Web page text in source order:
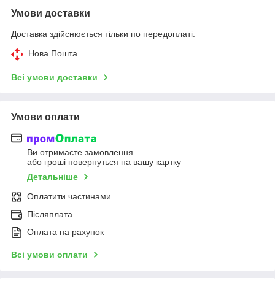
Умови доставки
Доставка здійснюється тільки по передоплаті.
Нова Пошта
Всі умови доставки
Умови оплати
Ви отримаєте замовлення
або гроші повернуться на вашу картку
Детальніше
Оплатити частинами
Післяплата
Оплата на рахунок
Всі умови оплати